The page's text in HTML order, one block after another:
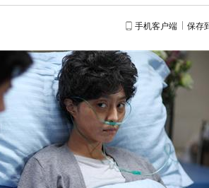
手机客户端 保存